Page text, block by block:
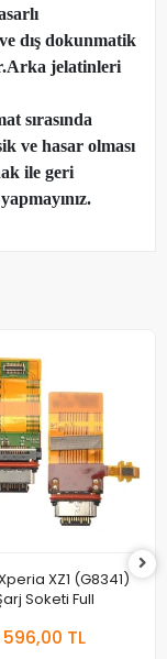
dış dokunmatik
jelatinleri
sırasında
ve hasar olması
ile geri
XZ1 (G8341)
Soketi Full
596,00 TL